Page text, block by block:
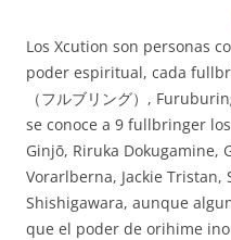
Los Xcution son personas
poder espiritual, cada
（フルブリング）,
se conoce a 9 fullbringer
Ginjō, Riruka Dokugamine,
Vorarlberna, Jackie Tristan,
Shishigawara, aunque
que el poder de orihime